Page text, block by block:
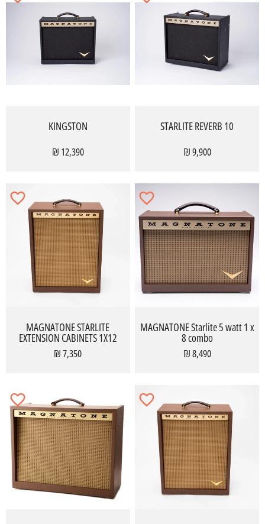
STARLITE REVERB 10
9,900 ₪
KINGSTON
12,390 ₪
MAGNATONE Starlite 5 watt 1 x
8 combo
8,490 ₪
MAGNATONE STARLITE
EXTENSION CABINETS 1X12
7,350 ₪